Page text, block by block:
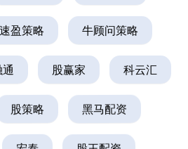
速盈策略 牛顾问策略
股赢家 科云汇
股策略 黑马配资